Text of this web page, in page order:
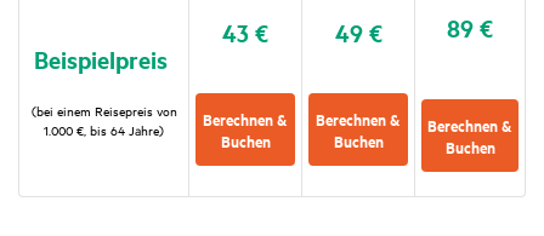
Beispiel­preis
(bei einem Reise­preis von
1.000 €, bis 64 Jahre)
43 €
Berechnen &
Buchen
49 €
Berechnen &
Buchen
89 €
Berechnen &
Buchen